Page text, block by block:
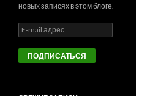
новых записях в этом блоге.
E
-
m
a
а